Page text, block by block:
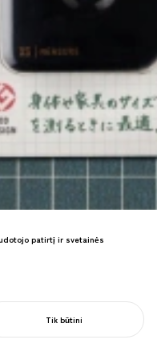
koncepcijos medija, skatina 1,7
pardavimų augimą.
patirtį ir svetainės
Tik būtini